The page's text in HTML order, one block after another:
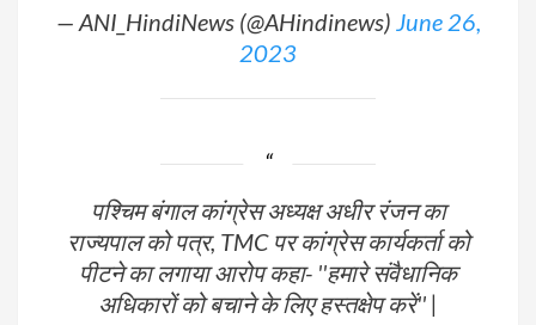
— ANI_HindiNews (@AHindinews) June 26,
2023
पश्चिम बंगाल कांग्रेस अध्यक्ष अधीर रंजन का
राज्यपाल को पत्र, TMC पर कांग्रेस कार्यकर्ता को
पीटने का लगाया आरोप कहा- ''हमारे संवैधानिक
अधिकारों को बचाने के लिए हस्तक्षेप करें'' |